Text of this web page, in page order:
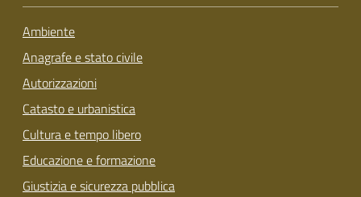
Ambiente
Anagrafe e stato civile
Autorizzazioni
Catasto e urbanistica
Cultura e tempo libero
Educazione e formazione
Giustizia e sicurezza pubblica